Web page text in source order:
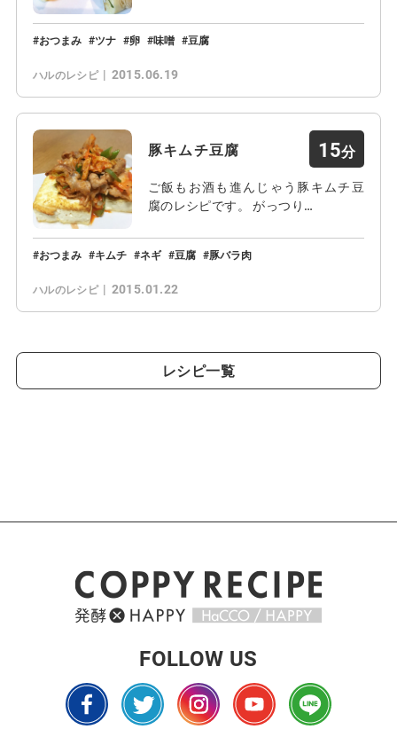
おつまみ ツナ 卵 味噌 豆腐
ハルのレシピ 2015.06.19
豚キムチ豆腐 15
ご飯もお酒も進んじゃう豚キムチ豆
腐のレシピです。 がっつり…
おつまみ キムチ ネギ 豆腐 豚バラ肉
ハルのレシピ 2015.01.22
レシピ一覧
FOLLOW US